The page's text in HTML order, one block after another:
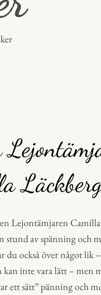
Lejontämjaren
stund av spänning och
du också över något lik
inte vara lätt – men
ett sätt” pänning och